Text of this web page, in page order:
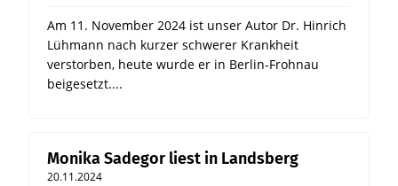
Am 11. November 2024 ist unser Autor Dr. Hinrich
Lühmann nach kurzer schwerer Krankheit
verstorben, heute wurde er in Berlin-Frohnau
beigesetzt....
Monika Sadegor liest in Landsberg
20.11.2024